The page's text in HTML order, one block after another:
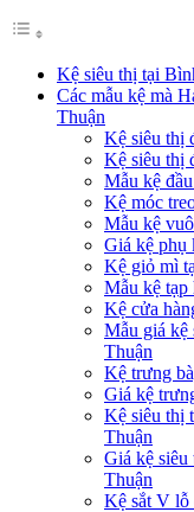
Kệ siêu thị tại
Các mẫu kệ mà
Thuận
Kệ siêu thị
Kệ siêu thị
Mẫu kệ
Kệ móc
Mẫu kệ
Giá kệ phụ
Kệ giỏ mì
Mẫu kệ tạp
Kệ cửa
Mẫu giá kệ
Thuận
Kệ trưng
Giá kệ
Kệ siêu thị
Thuận
Giá kệ siêu
Thuận
Kệ sắt V lỗ